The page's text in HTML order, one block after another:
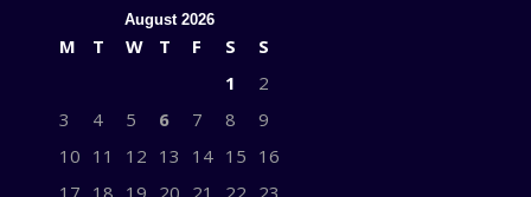
August 2026
M T W T F S
S
1
2
3
4 5 6 7 8
9
10 11 12 13 14 15 16